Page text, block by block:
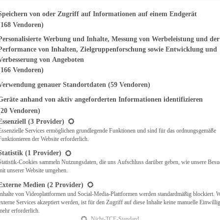
finden Sie eine Liste der Zwecke des IAB Transparency and
von oder Zugriff auf Informationen auf einem Endgerät
Vendoren)
Werbung und Inhalte, Messung von Werbeleistung und der
von Inhalten, Zielgruppenforschung sowie Entwicklung und
von Angeboten
Vendoren)
genauer Standortdaten (59 Vendoren)
anhand von aktiv angeforderten Informationen identifizieren
Vendoren)
eine Liste der Service-Gruppen, für die eine Einwilligung erteilt werden
(3 Provider)
Services ermöglichen grundlegende Funktionen und sind für das ordnungsgemäße
der Website erforderlich.
(1 Provider)
Cookies sammeln Nutzungsdaten, die uns Aufschluss darüber geben, wie unsere
unserer Website umgehen.
Medien (2 Provider)
von Videoplattformen und Social-Media-Plattformen werden standardmäßig blockiert.
Services akzeptiert werden, ist für den Zugriff auf diese Inhalte keine manuelle
erforderlich.